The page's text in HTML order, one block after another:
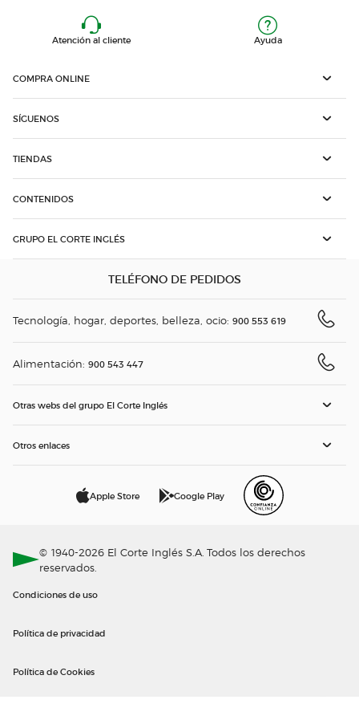
Atención al cliente Ayuda
COMPRA ONLINE
SÍGUENOS
TIENDAS
CONTENIDOS
GRUPO EL CORTE INGLÉS
TELÉFONO DE PEDIDOS
Tecnología, hogar, deportes, belleza, ocio: 900 553 619
Alimentación: 900 543 447
Otras webs del grupo El Corte Inglés
Otros enlaces
Apple Store Google Play
© 1940-2026 El Corte Inglés S.A. Todos los derechos
reservados.
Condiciones de uso
Política de privacidad
Política de Cookies